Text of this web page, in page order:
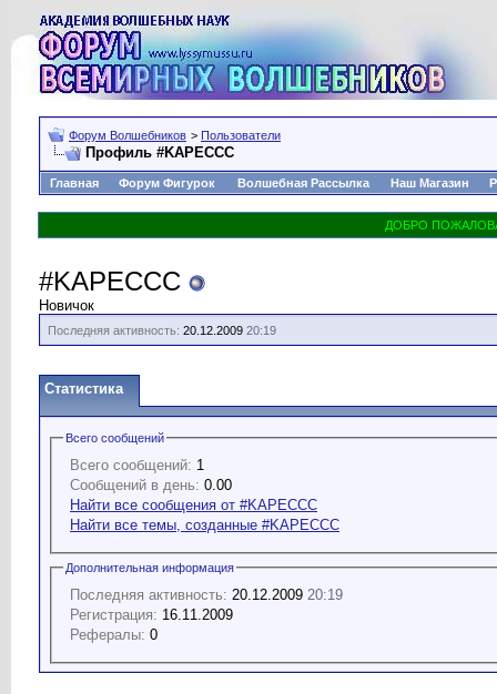
Форум Волшебников > Пользователи
Профиль #KAPECCC
Главная Форум Фигурок Волшебная Рассылка Наш Магазин
#KAPECCC
Новичок
Последняя активность: 20.12.2009 20:19
Статистика
Всего сообщений
Всего сообщений: 1
Сообщений в день: 0.00
Найти все сообщения от #KAPECCC
Найти все темы, созданные #KAPECCC
Дополнительная информация
Последняя активность: 20.12.2009 20:19
Регистрация: 16.11.2009
Рефералы: 0